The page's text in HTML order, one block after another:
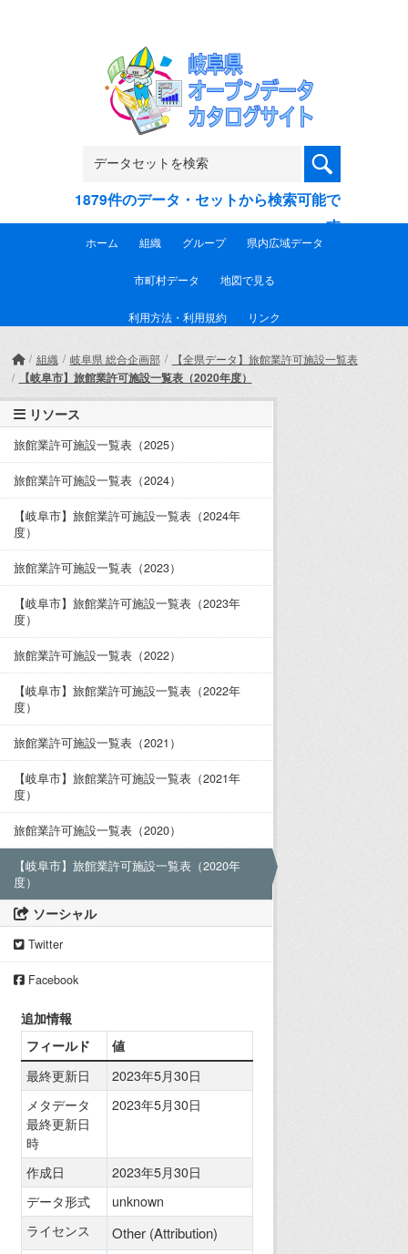
1879件のデータ・セットから検索可能で
す
ホーム 組織 グループ 県内広域データ
市町村データ 地図で見る
利用方法・利用規約 リンク
組織 岐阜県 総合企画部 【全県データ】旅館業許可施設一覧表
【岐阜市】旅館業許可施設一覧表（2020年度）
リソース
旅館業許可施設一覧表（2025）
旅館業許可施設一覧表（2024）
【岐阜市】旅館業許可施設一覧表（2024年
度）
旅館業許可施設一覧表（2023）
【岐阜市】旅館業許可施設一覧表（2023年
度）
旅館業許可施設一覧表（2022）
【岐阜市】旅館業許可施設一覧表（2022年
度）
旅館業許可施設一覧表（2021）
【岐阜市】旅館業許可施設一覧表（2021年
度）
旅館業許可施設一覧表（2020）
【岐阜市】旅館業許可施設一覧表（2020年
度）
ソーシャル
Twitter
Facebook
追加情報
フィールド
値
最終更新日
2023年5月30日
メタデータ
最終更新日
時
2023年5月30日
作成日
2023年5月30日
データ形式
unknown
ライセンス
Other (Attribution)